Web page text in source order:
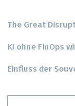
The Great
KI ohne FinOps
Einfluss der